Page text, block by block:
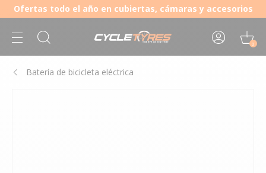
Ofertas todo el año en cubiertas, cámaras y accesorios
0
Batería de bicicleta eléctrica